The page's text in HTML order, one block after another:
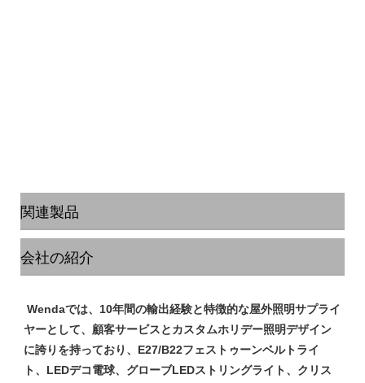
関連製品
会社の紹介
ヤーとして、顧客サービスとカスタムホリデー照明デザイン
に誇りを持っており、E27/B22フェストゥーンベルトライ
ト、LEDデコ電球、グローブLEDストリングライト、クリス